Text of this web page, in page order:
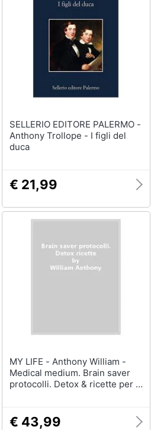
SELLERIO EDITORE PALERMO -
Anthony Trollope - I figli del
duca
€ 21,99
MY LIFE - Anthony William -
Medical medium. Brain saver
protocolli. Detox & ricette per la
€ 43,99